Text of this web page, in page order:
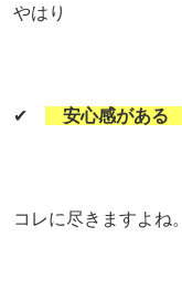
やはり
✔ 安心感がある
コレに尽きますよね。